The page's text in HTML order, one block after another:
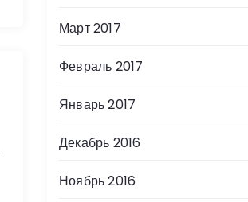
Март 2017
Февраль 2017
Январь 2017
Декабрь 2016
Ноябрь 2016